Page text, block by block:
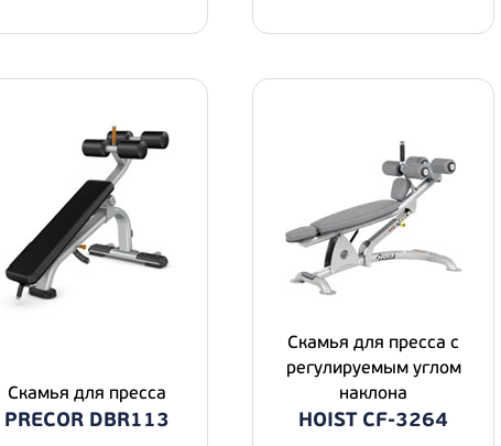
Скамья для пресса
PRECOR DBR113
Скамья для пресса с
регулируемым углом
наклона
HOIST CF-3264